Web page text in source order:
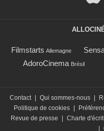
Filmstarts Allemagne
AdoroCinema Brésil
Contact Qui sommes-nous
Politique de cookies
Revue de presse
Charte